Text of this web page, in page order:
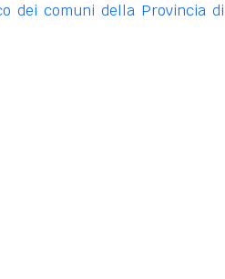
dei comuni della Provincia di